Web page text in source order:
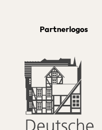
Partnerlogos